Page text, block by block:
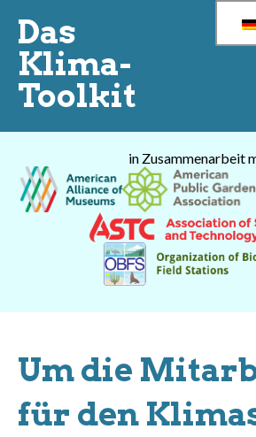
Das
Klima-
Toolkit
in Zusammenarbeit
Um die
für den